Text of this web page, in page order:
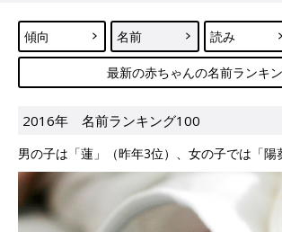
傾向 名前 読み
最新の赤ちゃんの名前ランキ
2016年 名前ランキング100
男の子は「蓮」（昨年3位）、女の子では「陽